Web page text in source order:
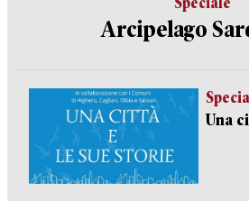
Arcipelago
Una